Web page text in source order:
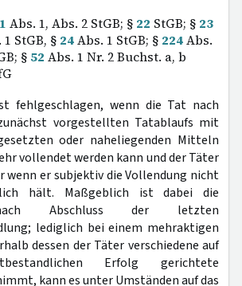
Abs. 1, Abs. 2 StGB; § 22 StGB; § 23
1 StGB, § 24Abs. 1 StGB; § 224Abs.
§ 52 Abs. 1 Nr. 2 Buchst. a, b
fehlgeschlagen, wenn die Tat nach
vorgestellten Tatablaufs mit
oder naheliegenden Mitteln
vollendet werden kann und der Täter
wenn er subjektiv die Vollendung nicht
hält. Maßgeblich ist dabei die
Abschluss der letzten
lediglich bei einem mehraktigen
dessen der Täter verschiedene auf
Erfolg gerichtete
kann es unter Umständen auf das